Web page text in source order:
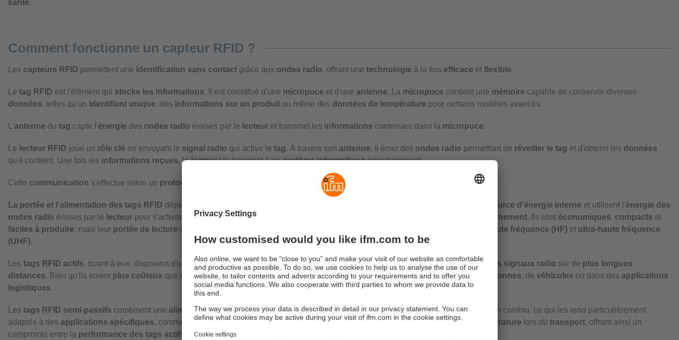
santé.
Comment fonctionne un capteur RFID ?
Les capteurs RFID permettent une identification sans contact grâce aux ondes radio, offrant une technologie à la fois efficace et flexible.
Le tag RFID est l'élément qui stocke les informations. Il est constitué d'une micropuce et d'une antenne. La micropuce contient une mémoire capable de conserver diverses
données, telles qu'un identifiant unique, des informations sur un produit ou même des données de température pour certains modèles avancés.
L'antenne du tag capte l'énergie des ondes radio émises par le lecteur et transmet les informations contenues dans la micropuce.
Le lecteur RFID joue un rôle clé en envoyant le signal radio qui active le tag. À travers son antenne, il émet des ondes radio permettant de réveiller le tag et d'obtenir les données
qu'il contient. Une fois les informations reçues, lelecteurles transmet à unsystème informatiquepour traitement.
Cette communication s'effectue selon un protocole prédéfini échange de données fiable
La portée et l'alimentation des tags RFID dépendent de leur type : source d'énergie interne et utilisent l'énergie des
ondes radio émises par le lecteur pour s'activer. Cela limite leurdistance de lecture environnement. Ils sont économiques, compacts et
faciles à produire, mais leur portée de lecture est haute fréquence (HF) et ultra-haute fréquence
(UHF).
Les tags RFID actifs, quant à eux, disposent d'une source d'énergie interne, souvent unebatterie. Cela leur permet detransmettre des signaux radio sur de plus longues
distances. Bien qu'ils soient plus coûteux que les tags passifs, ils offrent unegrande flexibilité , notamment pour latraçabilitéde personnes, de véhicules ou dans des applications
logistiques.
Les tags RFID semi-passifs combinent une alimentation par batterie et unfonctionnement intermittent. Ils n'émettent pas de signal en continu, ce qui les rend particulièrement
adaptés à des applications spécifiques, comme latraçabilité alimentaire. Cestagspermettent de suivre des changements de température lors du transport, offrant ainsi un
compromis entre la performance des tags actifs et lasimplicité des tags passifs